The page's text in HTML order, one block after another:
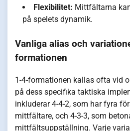
Flexibilitet: Mittfältarna
på spelets dynamik.
Vanliga alias och
formationen
1-4-formationen kallas ofta vid
på dess specifika taktiska
inkluderar 4-4-2, som har fyra
mittfältare, och 4-3-3, som
mittfältsuppställning. Varje